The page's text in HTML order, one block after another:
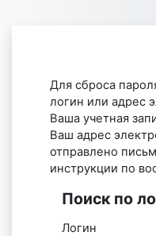
Для сброса
логин или адрес
Ваша учетная
Ваш адрес
отправлено
инструкции по
Поиск по
Поиск по
Логин